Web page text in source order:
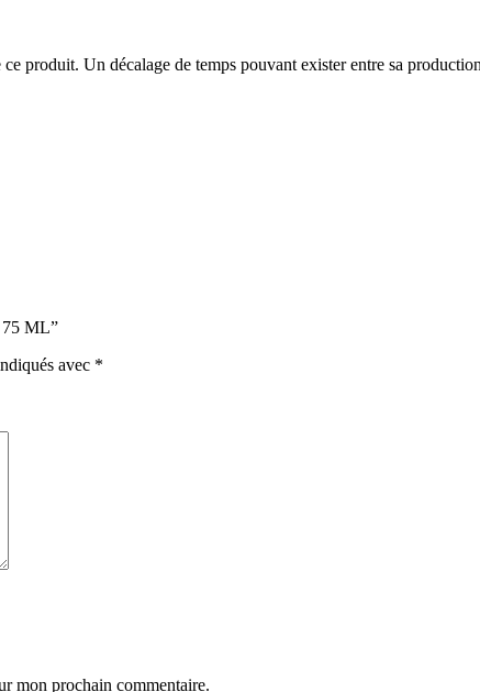
produit. Un décalage de temps pouvant exister entre sa
75 ML”
avec *
mon prochain commentaire.